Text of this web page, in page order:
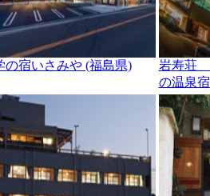
の宿いさみや (福島県)
岩寿荘
の温泉